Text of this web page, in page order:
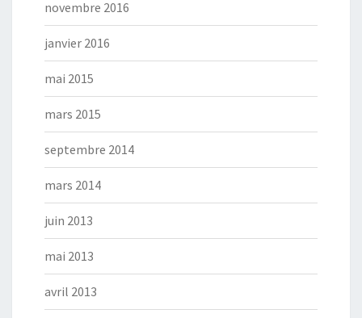
novembre 2016
janvier 2016
mai 2015
mars 2015
septembre 2014
mars 2014
juin 2013
mai 2013
avril 2013